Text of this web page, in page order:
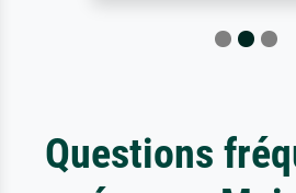
Questions